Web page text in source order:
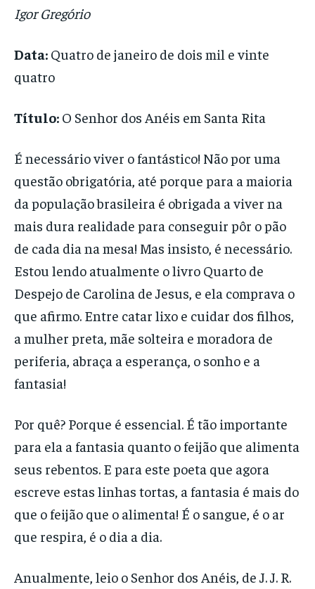
Igor Gregório
Data: Quatro de janeiro de dois mil e vinte
quatro
Título: O Senhor dos Anéis em Santa Rita
É necessário viver o fantástico! Não por uma
questão obrigatória, até porque para a maioria
da população brasileira é obrigada a viver na
mais dura realidade para conseguir pôr o pão
de cada dia na mesa! Mas insisto, é necessário.
Estou lendo atualmente o livro Quarto de
Despejo de Carolina de Jesus, e ela comprava o
que afirmo. Entre catar lixo e cuidar dos filhos,
a mulher preta, mãe solteira e moradora de
periferia, abraça a esperança, o sonho e a
fantasia!
Por quê? Porque é essencial. É tão importante
para ela a fantasia quanto o feijão que alimenta
seus rebentos. E para este poeta que agora
escreve estas linhas tortas, a fantasia é mais do
que o feijão que o alimenta! É o sangue, é o ar
que respira, é o dia a dia.
Anualmente, leio o Senhor dos Anéis, de J. J. R.